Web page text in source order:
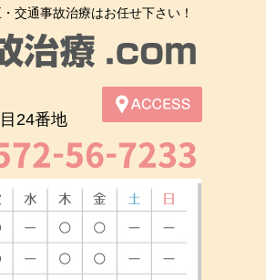
交通事故治療はお任せ下さい！
24番地